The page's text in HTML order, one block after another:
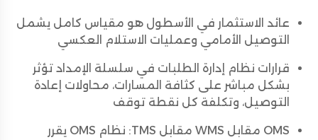
عائد الاستثمار في الأسطول هو مقياس كامل يشمل
التوصيل الأمامي وعمليات الاستلام العكسي
قرارات نظام إدارة الطلبات في سلسلة الإمداد تؤثر
بشكل مباشر على كثافة المسارات، محاولات إعادة
التوصيل، وتكلفة كل نقطة توقف
OMS مقابل WMS مقابل TMS: نظام OMS يقرر